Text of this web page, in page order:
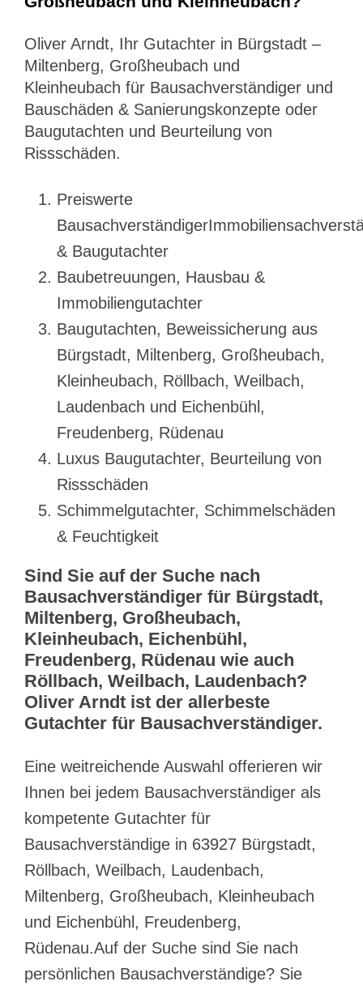
Oliver Arndt, Ihr Gutachter in Bürgstadt –
Miltenberg, Großheubach und
Kleinheubach für Bausachverständiger und
Bauschäden & Sanierungskonzepte oder
Baugutachten und Beurteilung von
Rissschäden.
Preiswerte
& Baugutachter
Baubetreuungen, Hausbau &
Immobiliengutachter
Baugutachten, Beweissicherung aus
Bürgstadt, Miltenberg, Großheubach,
Kleinheubach, Röllbach, Weilbach,
Laudenbach und Eichenbühl,
Freudenberg, Rüdenau
Luxus Baugutachter, Beurteilung von
Rissschäden
Schimmelgutachter, Schimmelschäden
& Feuchtigkeit
Sind Sie auf der Suche nach
Bausachverständiger für Bürgstadt,
Miltenberg, Großheubach,
Kleinheubach, Eichenbühl,
Freudenberg, Rüdenau wie auch
Röllbach, Weilbach, Laudenbach?
Oliver Arndt ist der allerbeste
Gutachter für Bausachverständiger.
Eine weitreichende Auswahl offerieren wir
Ihnen bei jedem Bausachverständiger als
kompetente Gutachter für
Bausachverständige in 63927 Bürgstadt,
Röllbach, Weilbach, Laudenbach,
Miltenberg, Großheubach, Kleinheubach
und Eichenbühl, Freudenberg,
Rüdenau.Auf der Suche sind Sie nach
persönlichen Bausachverständige? Sie